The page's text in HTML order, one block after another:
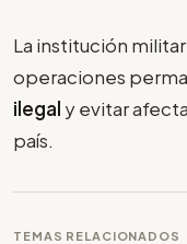
La institución
operaciones
ilegal y evitar
país.
TEMAS RELACIONADOS